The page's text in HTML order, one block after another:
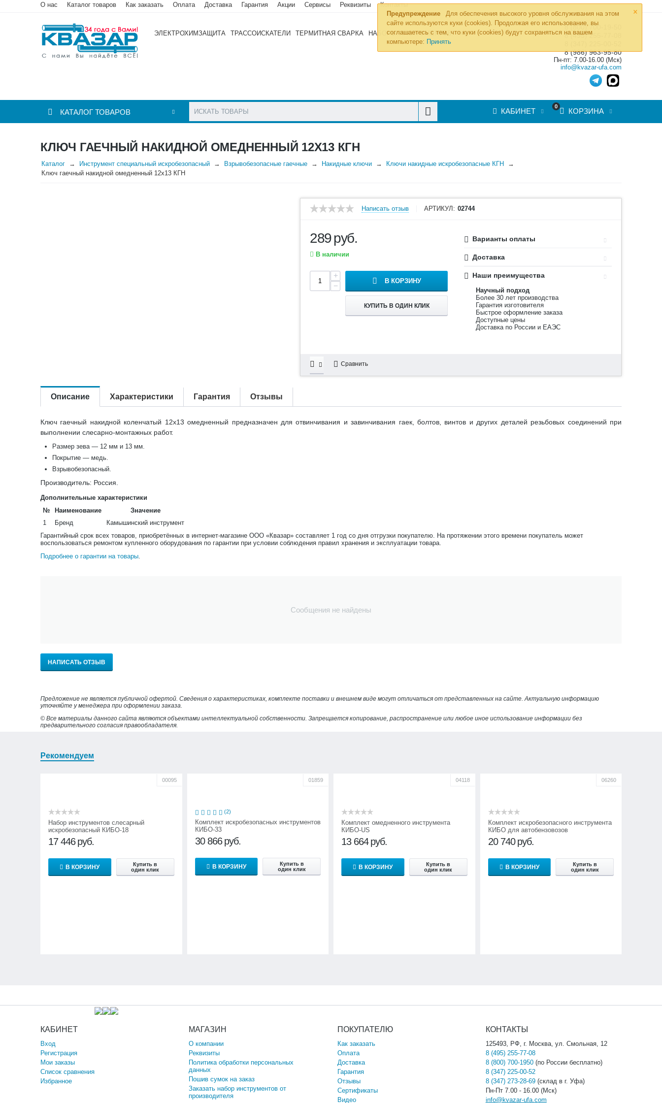
×
Предупреждение
Для обеспечения высокого уровня обслуживания на этом
сайте используются куки (cookies). Продолжая его использование, вы
соглашаетесь с тем, что куки (cookies) будут сохраняться на вашем
компьютере: Принять
О нас Каталог товаров Как заказать Оплата Доставка Гарантия Акции Сервисы Реквизиты Контакты
ЭЛЕКТРОХИМЗАЩИТА ТРАССОИСКАТЕЛИ ТЕРМИТНАЯ СВАРКА НАБОРЫ ИНСТРУМЕНТОВ »
8 (800) 700-19-50
8 (495) 255-77-08
8 (986) 963-95-80
Пн-пт: 7.00-16.00 (Мск)
info@kvazar-ufa.com
КАТАЛОГ ТОВАРОВ
0
КОРЗИНА
КАБИНЕТ
КЛЮЧ ГАЕЧНЫЙ НАКИДНОЙ ОМЕДНЕННЫЙ 12Х13 КГН
Каталог Инструмент специальный искробезопасный Взрывобезопасные гаечные Накидные ключи
Ключи накидные искробезопасные КГН
Ключ гаечный накидной омедненный 12х13 КГН
Написать отзыв АРТИКУЛ: 02744
289руб.
В наличии
+
−
В КОРЗИНУ
КУПИТЬ В ОДИН КЛИК
Варианты оплаты
Доставка
Наши преимущества
Научный подход
Более 30 лет производства
Гарантия изготовителя
Быстрое оформление заказа
Доступные цены
Доставка по России и ЕАЭС
Сравнить
Описание Характеристики Гарантия Отзывы
Ключ гаечный накидной коленчатый 12х13 омедненный предназначен для отвинчивания и завинчивания гаек, болтов, винтов и других деталей резьбовых соединений при
выполнении слесарно-монтажных работ.
Размер зева — 12 мм и 13 мм.
Покрытие — медь.
Взрывобезопасный.
Производитель: Россия.
Дополнительные характеристики
№
Наименование
Значение
1
Бренд
Камышинский инструмент
Гарантийный срок всех товаров, приобретённых в интернет-магазине ООО «Квазар» составляет 1 год со дня отгрузки покупателю. На протяжении этого времени покупатель может
воспользоваться ремонтом купленного оборудования по гарантии при условии соблюдения правил хранения и эксплуатации товара.
Подробнее о гарантии на товары.
Сообщения не найдены
НАПИСАТЬ ОТЗЫВ
Предложение не является публичной офертой. Сведения о характеристиках, комплекте поставки и внешнем виде могут отличаться от представленных на сайте. Актуальную информацию
уточняйте у менеджера при оформлении заказа.
© Все материалы данного сайта являются объектами интеллектуальной собственности. Запрещается копирование, распространение или любое иное использование информации без
предварительного согласия правообладателя.
Рекомендуем
00095
Набор инструментов слесарный
искробезопасный КИБО-18
17 446 руб.
В КОРЗИНУ
Купить в
один клик
01859
(2)
Комплект искробезопасных инструментов
КИБО-33
30 866 руб.
В КОРЗИНУ
Купить в
один клик
04118
Комплект омедненного инструмента
КИБО-US
13 664 руб.
В КОРЗИНУ
Купить в
один клик
06260
Комплект искробезопасного инструмента
КИБО для автобензовозов
20 740 руб.
В КОРЗИНУ
Купить в
один клик
КАБИНЕТ
Вход
Регистрация
Мои заказы
Список сравнения
Избранное
МАГАЗИН
О компании
Реквизиты
Политика обработки персональных
данных
Пошив сумок на заказ
Заказать набор инструментов от
производителя
ПОКУПАТЕЛЮ
Как заказать
Оплата
Доставка
Гарантия
Отзывы
Сертификаты
Видео
КОНТАКТЫ
125493, РФ, г. Москва, ул. Смольная, 12
8 (495) 255-77-08
8 (800) 700-1950(по России бесплатно)
8 (347) 225-00-52
8 (347) 273-28-69(склад в г. Уфа)
Пн-Пт 7.00 - 16.00 (Мск)
info@kvazar-ufa.com